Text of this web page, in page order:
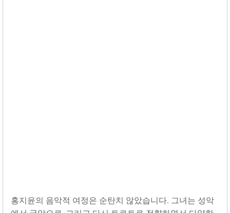
홍지윤의 음악적 여정은 순탄치 않았습니다. 그녀는 성악